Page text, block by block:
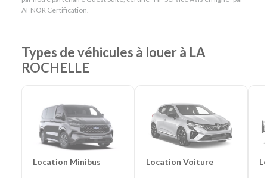
Catégories de voitures : Citadines-Routières-SUV-
chantier
AFNOR Certification.
Types de véhicules à louer à LA
ROCHELLE
Location Minibus Location Voiture